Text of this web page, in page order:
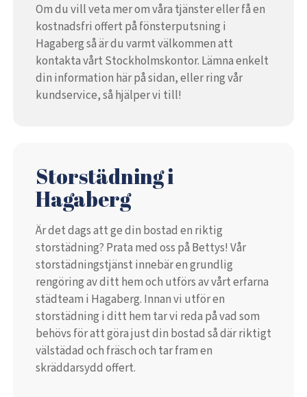
Om du vill veta mer om våra tjänster eller få en
kostnadsfri offert på fönsterputsning i
Hagaberg så är du varmt välkommen att
kontakta vårt Stockholmskontor. Lämna enkelt
din information här på sidan, eller ring vår
kundservice, så hjälper vi till!
Storstädning i
Hagaberg
Är det dags att ge din bostad en riktig
storstädning? Prata med oss på Bettys! Vår
storstädningstjänst innebär en grundlig
rengöring av ditt hem och utförs av vårt erfarna
städteam i Hagaberg. Innan vi utför en
storstädning i ditt hem tar vi reda på vad som
behövs för att göra just din bostad så där riktigt
välstädad och fräsch och tar fram en
skräddarsydd offert.